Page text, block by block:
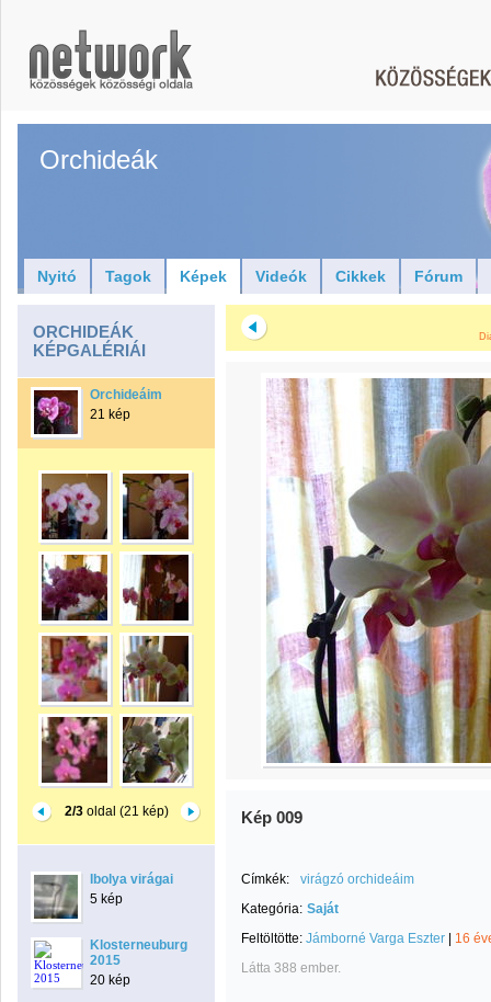
Orchideák
Nyitó Tagok Képek Videók Cikkek Fórum
ORCHIDEÁK
KÉPGALÉRIÁI
Orchideáim
21 kép
2/3oldal (21 kép)
Ibolya virágai
5 kép
Klosterneuburg
2015
20 kép
Kép 009
Címkék:
virágzó orchideáim
Kategória: Saját
Feltöltötte: Jámborné Varga Eszter
16
Látta 388 ember.